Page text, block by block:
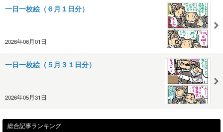
一日一枚絵（６月１日分）
2026年06月01日
一日一枚絵（５月３１日分）
2026年05月31日
総合記事ランキング